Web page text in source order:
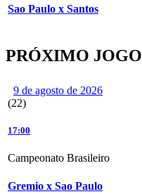
Sao Paulo x Santos
PRÓXIMO JOGO
9 de agosto de 2026
(22)
17:00
Campeonato Brasileiro
Gremio x Sao Paulo